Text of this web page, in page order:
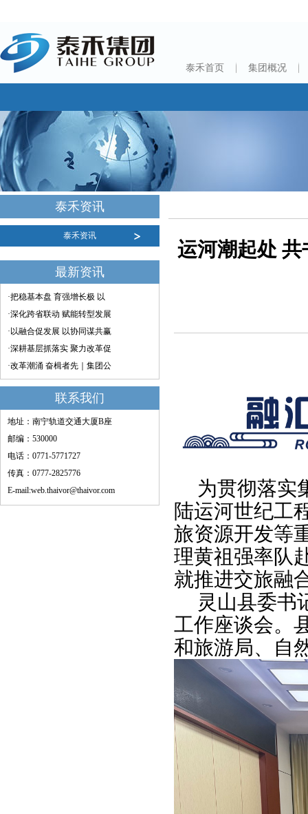
泰禾首页 集团概况
泰禾资讯
泰禾资讯
最新资讯
·把稳基本盘 育强增长极 以
·深化跨省联动 赋能转型发展
·以融合促发展 以协同谋共赢
·深耕基层抓落实 聚力改革促
·改革潮涌 奋楫者先｜集团公
联系我们
地址：南宁轨道交通大厦B座
邮编：530000
电话：0771-5771727
传真：0777-2825776
E-mail:web.thaivor@thaivor.com
运河潮起处
为贯彻落实
陆运河世纪工
旅资源开发等
理黄祖强率队
就推进交旅融
灵山县委书
工作座谈会。
和旅游局、自